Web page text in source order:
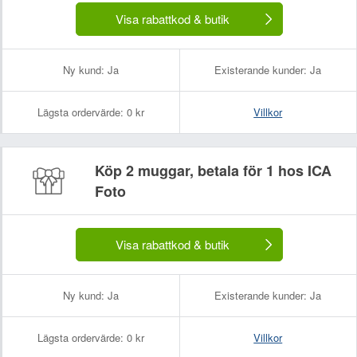
Visa rabattkod & butik
Ny kund: Ja Existerande kunder: Ja
Lägsta ordervärde: 0 kr Villkor
Köp 2 muggar, betala för 1 hos ICA
Foto
Visa rabattkod & butik
Ny kund: Ja Existerande kunder: Ja
Lägsta ordervärde: 0 kr Villkor